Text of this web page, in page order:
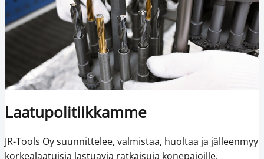
Laatupolitiikkamme
JR-Tools Oy suunnittelee, valmistaa, huoltaa ja jälleenmyy
korkealaatuisia lastuavia ratkaisuja konepajoille.